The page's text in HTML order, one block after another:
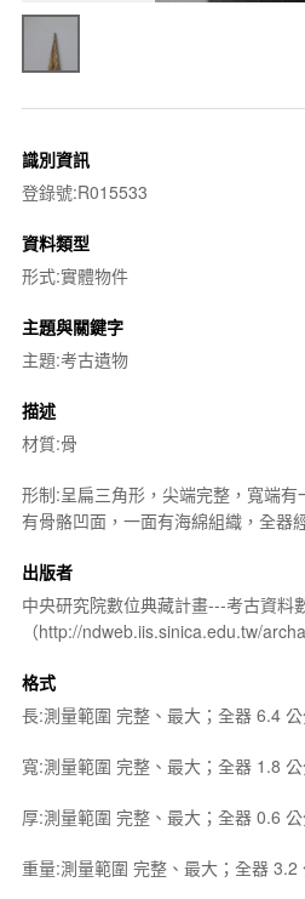
識別資訊
登錄號:R015533
資料類型
形式:實體物件
主題與關鍵字
主題:考古遺物
描述
材質:骨
形制:呈扁三角形，尖端完整，寬端
有骨骼凹面，一面有海綿組織，全器
出版者
中央研究院數位典藏計畫---考古資料
（http://ndweb.iis.sinica.edu.tw/
格式
長:測量範圍 完整、最大；全器 6.4
寬:測量範圍 完整、最大；全器 1.8
厚:測量範圍 完整、最大；全器 0.6
重量:測量範圍 完整、最大；全器 3.2